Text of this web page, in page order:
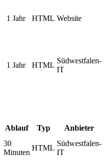
1 Jahr HTML Website
1 Jahr HTML
Südwestfalen-
IT
Ablauf Typ Anbieter
30
Minuten
HTML
Südwestfalen-
IT